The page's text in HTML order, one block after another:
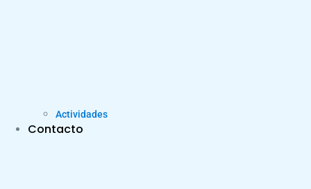
Actividades
Contacto